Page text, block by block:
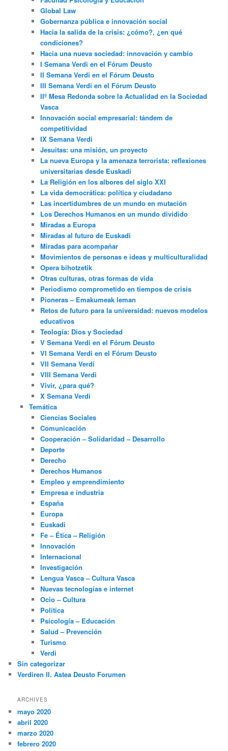
Global Law
Gobernanza pública e innovación social
Hacia la salida de la crisis: ¿cómo?, ¿en qué
condiciones?
Hacia una nueva sociedad: innovación y cambio
I Semana Verdi en el Fórum Deusto
II Semana Verdi en el Fórum Deusto
III Semana Verdi en el Fórum Deusto
IIº Mesa Redonda sobre la Actualidad en la Sociedad
Vasca
Innovación social empresarial: tándem de
competitividad
IX Semana Verdi
Jesuitas: una misión, un proyecto
La nueva Europa y la amenaza terrorista: reflexiones
universitarias desde Euskadi
La Religión en los albores del siglo XXI
La vida democrática: política y ciudadano
Las incertidumbres de un mundo en mutación
Los Derechos Humanos en un mundo dividido
Miradas a Europa
Miradas al futuro de Euskadi
Miradas para acompañar
Movimientos de personas e ideas y multiculturalidad
Opera bihotzetik
Otras culturas, otras formas de vida
Periodismo comprometido en tiempos de crisis
Pioneras – Emakumeak leman
Retos de futuro para la universidad: nuevos modelos
educativos
Teología: Dios y Sociedad
V Semana Verdi en el Fórum Deusto
VI Semana Verdi en el Fórum Deusto
VII Semana Verdi
VIII Semana Verdi
Vivir, ¿para qué?
X Semana Verdi
Temática
Ciencias Sociales
Comunicación
Cooperación – Solidaridad – Desarrollo
Deporte
Derecho
Derechos Humanos
Empleo y emprendimiento
Empresa e industria
España
Europa
Euskadi
Fe – Ética – Religión
Innovación
Internacional
Investigación
Lengua Vasca – Cultura Vasca
Nuevas tecnologías e internet
Ocio – Cultura
Política
Psicología – Educación
Salud – Prevención
Turismo
Verdi
Sin categorizar
Verdiren II. Astea Deusto Forumen
ARCHIVES
mayo 2020
abril 2020
marzo 2020
febrero 2020